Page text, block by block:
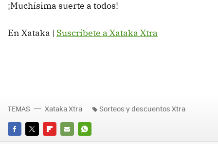
¡Muchísima suerte a todos!
En Xataka | Suscríbete a Xataka Xtra
TEMAS Xataka Xtra Sorteos y descuentos Xtra